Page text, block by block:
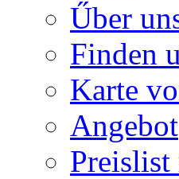
Űber
Finden
Karte
Angebot
Preislist